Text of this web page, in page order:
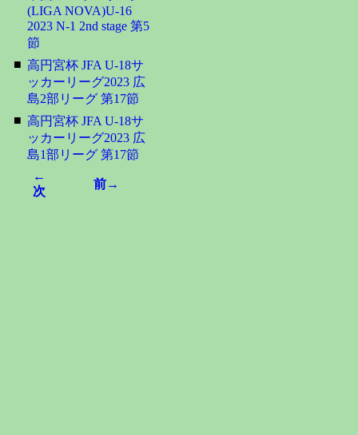
(LIGA NOVA)U-16
2023 N-1 2nd stage 第5
節
■ 高円宮杯 JFA U-18サ
ッカーリーグ2023 広
島2部リーグ 第17節
■ 高円宮杯 JFA U-18サ
ッカーリーグ2023 広
島1部リーグ 第17節
←
次
前→